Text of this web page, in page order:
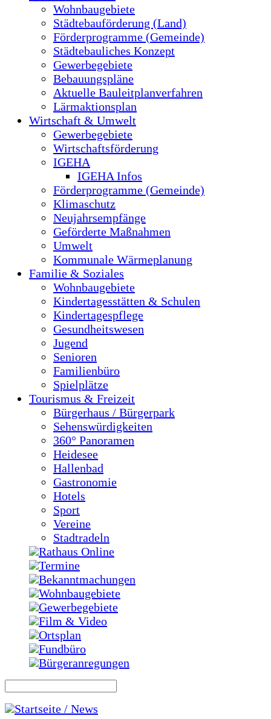
Wohnbaugebiete
Städtebauförderung (Land)
Förderprogramme (Gemeinde)
Städtebauliches Konzept
Gewerbegebiete
Bebauungspläne
Aktuelle Bauleitplanverfahren
Lärmaktionsplan
Wirtschaft & Umwelt
Gewerbegebiete
Wirtschaftsförderung
IGEHA
IGEHA Infos
Förderprogramme (Gemeinde)
Klimaschutz
Neujahrsempfänge
Geförderte Maßnahmen
Umwelt
Kommunale Wärmeplanung
Familie & Soziales
Wohnbaugebiete
Kindertagesstätten & Schulen
Kindertagespflege
Gesundheitswesen
Jugend
Senioren
Familienbüro
Spielplätze
Tourismus & Freizeit
Bürgerhaus / Bürgerpark
Sehenswürdigkeiten
360° Panoramen
Heidesee
Hallenbad
Gastronomie
Hotels
Sport
Vereine
Stadtradeln
Rathaus Online
Termine
Bekanntmachungen
Wohnbaugebiete
Gewerbegebiete
Film & Video
Ortsplan
Fundbüro
Bürgeranregungen
Startseite / News